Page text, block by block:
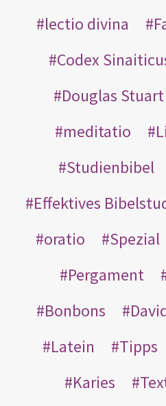
lectio divina
Codex
Douglas Stuart
meditatio
Studienbibel
Effektives
oratio
Spezial
Pergament
Bonbons
Latein
Tipps
Karies